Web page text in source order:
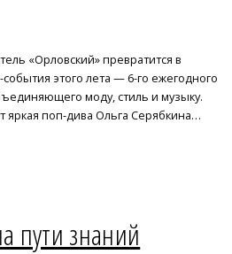
«Орловский» превратится в
этого лета — 6-го ежегодного
моду, стиль и музыку.
яркая поп-дива Ольга Серябкина…
пути знаний